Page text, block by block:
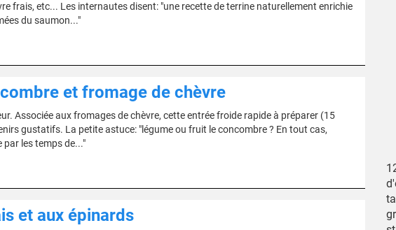
frais, etc... Les internautes disent: "une recette de terrine naturellement enrichie
du saumon..."
et fromage de chèvre
Associée aux fromages de chèvre, cette entrée froide rapide à préparer (15
gustatifs. La petite astuce: "légume ou fruit le concombre ? En tout cas,
les temps de..."
et aux épinards